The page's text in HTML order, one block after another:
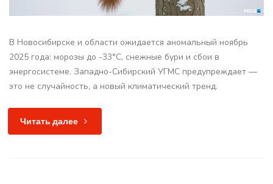
В Новосибирске и области ожидается аномальный ноябрь
2025 года: морозы до -33°C, снежные бури и сбои в
энергосистеме. Западно-Сибирский УГМС предупреждает —
это не случайность, а новый климатический тренд.
Читать далее